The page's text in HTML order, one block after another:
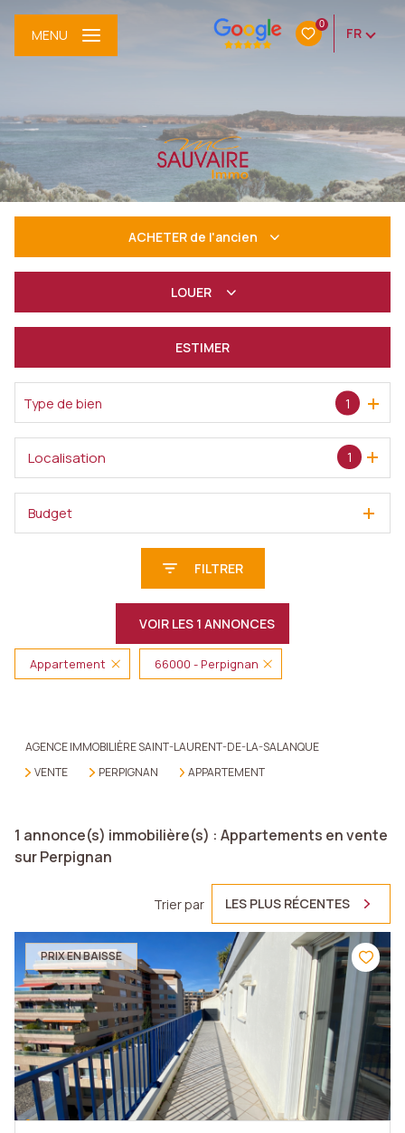
0
FR
MENU
ACHETER de l'ancien
LOUER
De l'immo pro
ESTIMER
Type de bien 1
1
Localisation
Budget
FILTRER
VOIR LES 1 ANNONCES
Appartement 66000 - Perpignan
AGENCE IMMOBILIÈRE SAINT-LAURENT-DE-LA-SALANQUE
VENTE
PERPIGNAN APPARTEMENT
1 annonce(s) immobilière(s) : Appartements en vente
sur Perpignan
Trier par LES PLUS RÉCENTES
PRIX EN BAISSE